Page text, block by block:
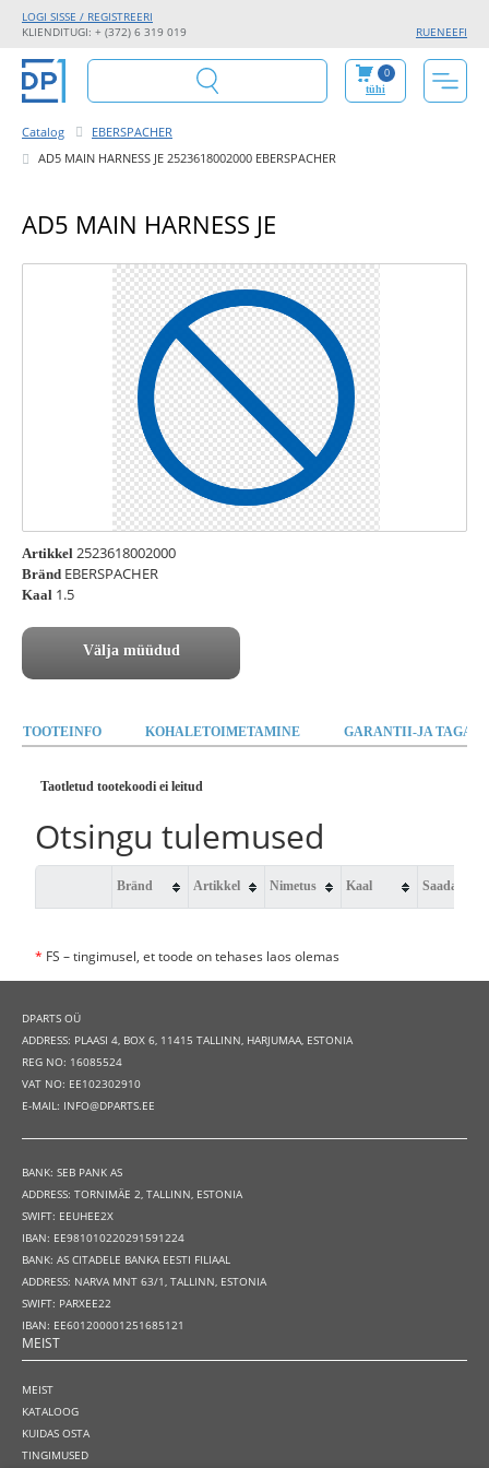
KLIENDITUGI: + (372) 6 319 019 RUENEEFI
LOGI SISSE / REGISTREERI
0
tühi
Catalog
EBERSPACHER
AD5 MAIN HARNESS JE 2523618002000 EBERSPACHER
AD5 MAIN HARNESS JE
Artikkel 2523618002000
Bränd EBERSPACHER
Kaal 1.5
Välja müüdud
TOOTEINFO KOHALETOIMETAMINE GARANTII-JA
Taotletud tootekoodi ei leitud
Otsingu tulemused
Bränd Artikkel Nimetus Kaal Saadavus
* FS – tingimusel, et toode on tehases laos olemas
DPARTS OÜ
ADDRESS: PLAASI 4, BOX 6, 11415 TALLINN, HARJUMAA, ESTONIA
REG NO: 16085524
VAT NO: EE102302910
E-MAIL: INFO@DPARTS.EE
BANK: SEB PANK AS
ADDRESS: TORNIMÄE 2, TALLINN, ESTONIA
SWIFT: EEUHEE2X
IBAN: EE981010220291591224
BANK: AS CITADELE BANKA EESTI FILIAAL
ADDRESS: NARVA MNT 63/1, TALLINN, ESTONIA
SWIFT: PARXEE22
IBAN: EE601200001251685121
MEIST
MEIST
KATALOOG
KUIDAS OSTA
TINGIMUSED